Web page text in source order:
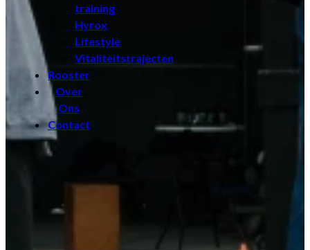
training
Hyrox
Lifestyle
Vitaliteitstrajecten
Rooster
Over
Ons
Contact